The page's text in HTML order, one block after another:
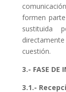
formen
sustituida
cuestión.
3.- FASE DE
3.1.-